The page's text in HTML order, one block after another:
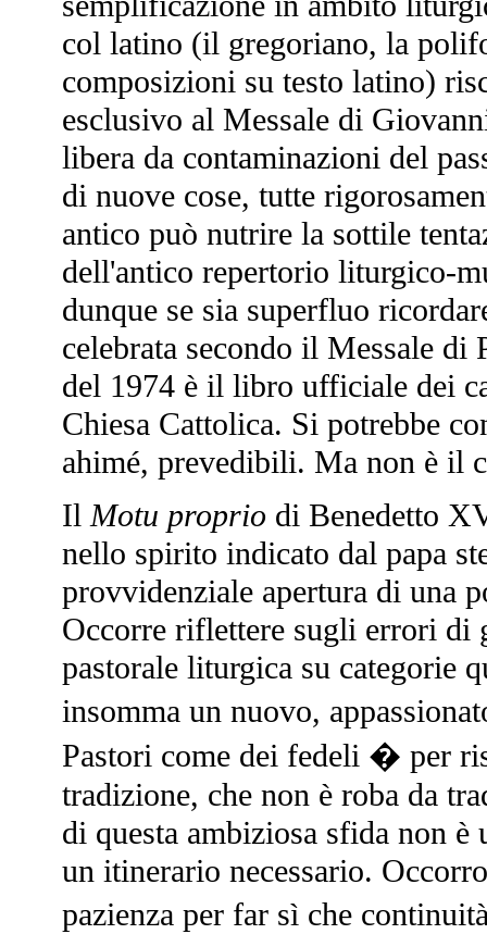
col latino (il gregoriano, la
composizioni su testo latino)
esclusivo al Messale di
libera da contaminazioni del
di nuove cose, tutte
antico può nutrire la sottile
dell'antico repertorio liturgico-
dunque se sia superfluo
celebrata secondo il Messale
del 1974 è il libro ufficiale dei
Chiesa Cattolica. Si potrebbe
ahimé, prevedibili. Ma non è il
IlMotu proprio di Benedetto
nello spirito indicato dal papa
provvidenziale apertura di una
Occorre riflettere sugli errori di
pastorale liturgica su categorie
insomma un nuovo,
Pastori come dei fedeli � per
tradizione, che non è roba da
di questa ambiziosa sfida non è
un itinerario necessario.
pazienza per far sì che